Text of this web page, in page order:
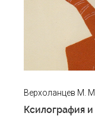
Верхоланцев М. М.
Ксилография